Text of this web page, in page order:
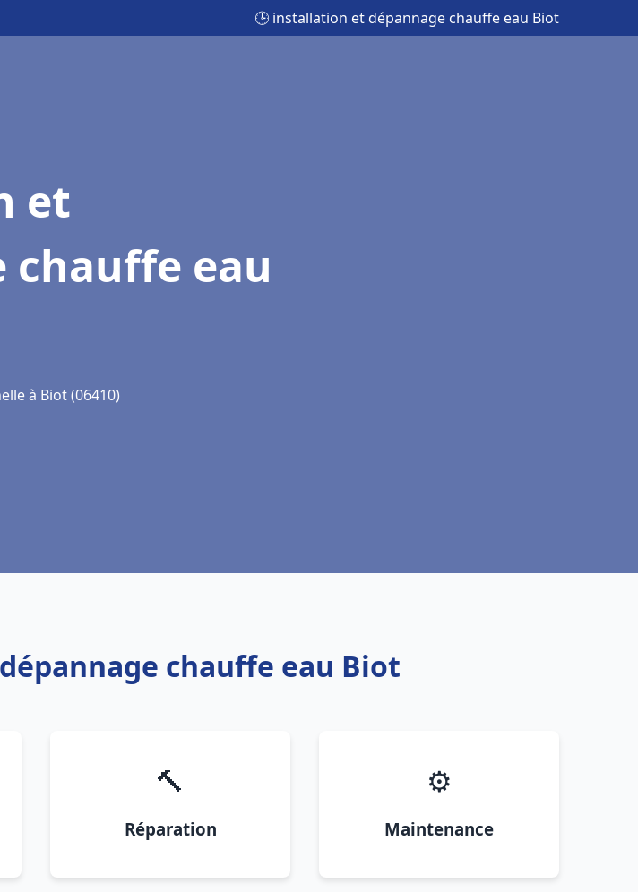
🕒 installation et dépannage chauffe eau Biot
et
chauffe eau
à Biot (06410)
chauffe eau Biot
🔨
Réparation
⚙️
Maintenance